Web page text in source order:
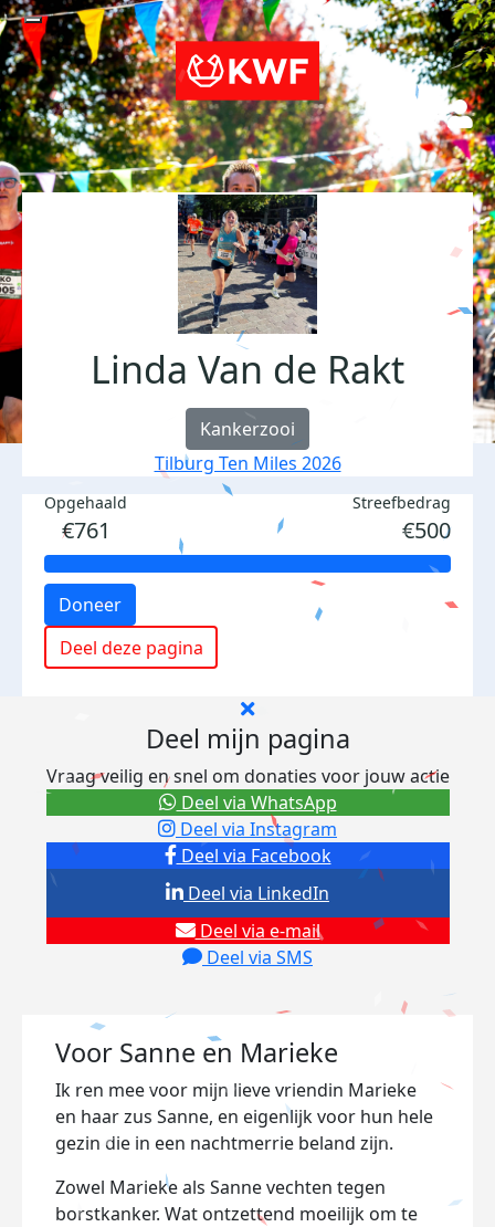
Linda Van de Rakt
Kankerzooi
Tilburg Ten Miles 2026
Opgehaald
€761
Streefbedrag
€500
Doneer
Deel deze pagina
Deel mijn pagina
Vraag veilig en snel om donaties voor jouw actie
Deel via Facebook
Deel via Instagram
Deel via e-mail
Deel via SMS
Deel via LinkedIn
Deel via WhatsApp
Voor Sanne en Marieke
Ik ren mee voor mijn lieve vriendin Marieke
en haar zus Sanne, en eigenlijk voor hun hele
gezin die in een nachtmerrie beland zijn.
Zowel Marieke als Sanne vechten tegen
borstkanker. Wat ontzettend moeilijk om te